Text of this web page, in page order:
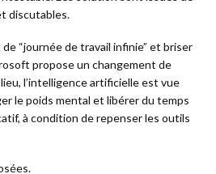
discutables.
“journée de travail infinie” et briser
propose un changement de
l’intelligence artificielle est vue
le poids mental et libérer du temps
à condition de repenser les outils